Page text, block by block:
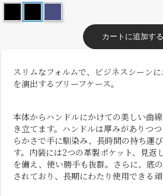
カートに追加する
スリムなフォルムで、ビジネスシーン
を演出するブリーフケース。
本体からハンドルにかけての美しい曲
き立てます。ハンドルは厚みがありつ
らかさで手に馴染み、長時間の持ち運
す。内装には2つの革製ポケット、見返
を備え、使い勝手も抜群。さらに、底
されており、 長期にわたり使用できる頑